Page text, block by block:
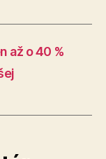
až o 40 %